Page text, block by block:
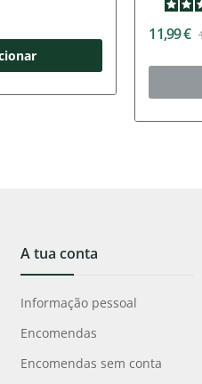
11,99 €
A tua conta
Informação pessoal
Encomendas
Encomendas sem conta